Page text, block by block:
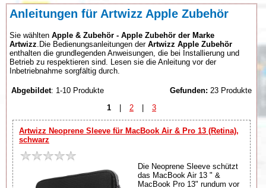
Anleitungen für Artwizz Apple Zubehör
Sie wählten Apple & Zubehör - Apple Zubehör der Marke
Artwizz .Die Bedienungsanleitungen der Artwizz Apple Zubehör
enthalten die grundlegenden Anweisungen, die bei Installierung und
Betrieb zu respektieren sind. Lesen sie die Anleitung vor der
Inbetriebnahme sorgfältig durch.
Abgebildet: 1-10 Produkte Gefunden: 23 Produkte
1
| 2 | 3
Artwizz Neoprene Sleeve für MacBook Air & Pro 13 (Retina),
schwarz
Die Neoprene Sleeve schützt
das MacBook Air 13 " &
MacBook Pro 13" rundum vor